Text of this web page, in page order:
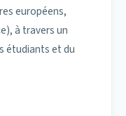
européens,
à travers un
étudiants et du